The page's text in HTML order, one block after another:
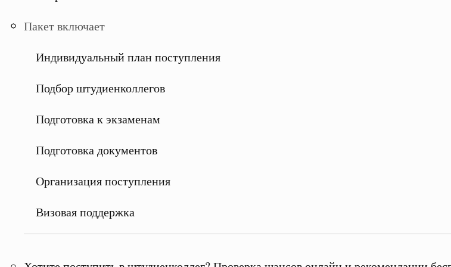
Пакет включает
Индивидуальный план поступления
Подбор штудиенколлегов
Подготовка к экзаменам
Подготовка документов
Организация поступления
Визовая поддержка